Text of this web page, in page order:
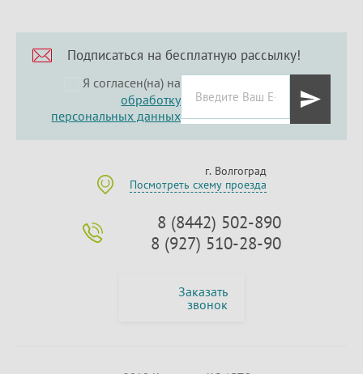
Подписаться на бесплатную рассылку!
Я согласен(на) на
обработку
персональных данных
г. Волгоград
Посмотреть схему проезда
8 (8442) 502-890
8 (927) 510-28-90
Заказать
звонок